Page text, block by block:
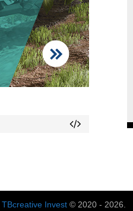
TBcreative Invest© 2020 - 2026.